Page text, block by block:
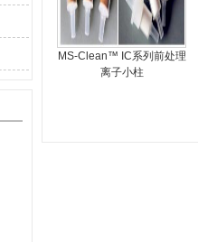
MS-Clean™ IC系列前处理
离子小柱